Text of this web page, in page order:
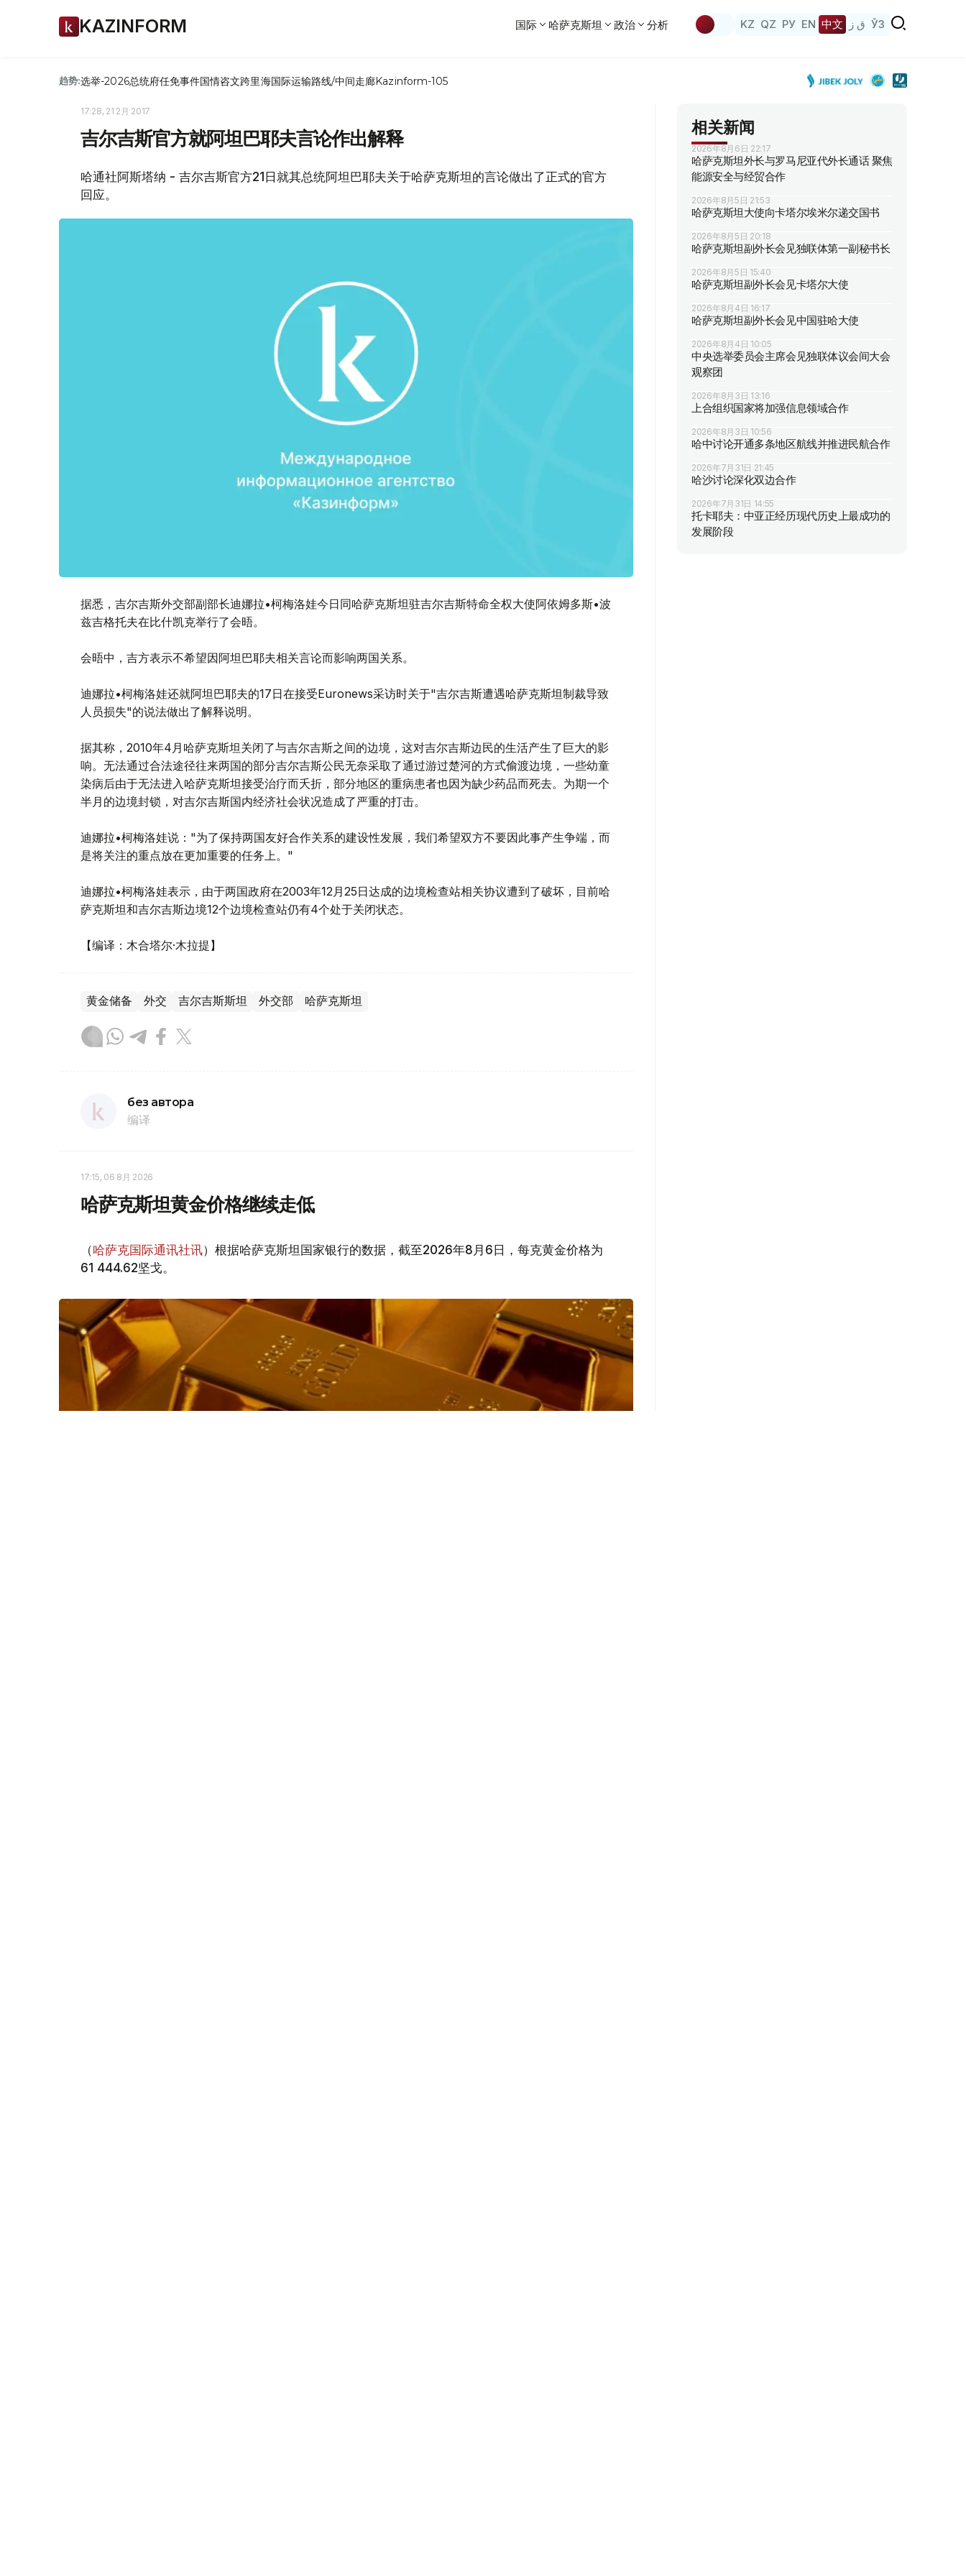
KAZINFORM 国际 哈萨克斯坦 政治 分析 KZ QZ РУ EN 中文 ق ز ЎЗ
趋势:选举-2026总统府任免事件国情咨文跨里海国际运输路线/中间走廊Kazinform-105
17:28, 21 2月 2017
吉尔吉斯官方就阿坦巴耶夫言论作出解释
哈通社阿斯塔纳 - 吉尔吉斯官方21日就其总统阿坦巴耶夫关于哈萨克斯坦的言论做出了正式的官方
回应。
据悉，吉尔吉斯外交部副部长迪娜拉•柯梅洛娃今日同哈萨克斯坦驻吉尔吉斯特命全权大使阿依姆多斯•波
兹吉格托夫在比什凯克举行了会晤。
会晤中，吉方表示不希望因阿坦巴耶夫相关言论而影响两国关系。
迪娜拉•柯梅洛娃还就阿坦巴耶夫的17日在接受Euronews采访时关于"吉尔吉斯遭遇哈萨克斯坦制裁导致
人员损失"的说法做出了解释说明。
据其称，2010年4月哈萨克斯坦关闭了与吉尔吉斯之间的边境，这对吉尔吉斯边民的生活产生了巨大的影
响。无法通过合法途径往来两国的部分吉尔吉斯公民无奈采取了通过游过楚河的方式偷渡边境，一些幼童
染病后由于无法进入哈萨克斯坦接受治疗而夭折，部分地区的重病患者也因为缺少药品而死去。为期一个
半月的边境封锁，对吉尔吉斯国内经济社会状况造成了严重的打击。
迪娜拉•柯梅洛娃说："为了保持两国友好合作关系的建设性发展，我们希望双方不要因此事产生争端，而
是将关注的重点放在更加重要的任务上。"
迪娜拉•柯梅洛娃表示，由于两国政府在2003年12月25日达成的边境检查站相关协议遭到了破坏，目前哈
萨克斯坦和吉尔吉斯边境12个边境检查站仍有4个处于关闭状态。
【编译：木合塔尔·木拉提】
黄金储备 外交 吉尔吉斯斯坦 外交部 哈萨克斯坦
без автора
编译
17:15, 06 8月 2026
哈萨克斯坦黄金价格继续走低
（哈萨克国际通讯社讯）根据哈萨克斯坦国家银行的数据，截至2026年8月6日，每克黄金价格为
61 444.62坚戈。
相关新闻
2026年8月6日 22:17
哈萨克斯坦外长与罗马尼亚代外长通话 聚焦
能源安全与经贸合作
2026年8月5日 21:53
哈萨克斯坦大使向卡塔尔埃米尔递交国书
2026年8月5日 20:18
哈萨克斯坦副外长会见独联体第一副秘书长
2026年8月5日 15:40
哈萨克斯坦副外长会见卡塔尔大使
2026年8月4日 16:17
哈萨克斯坦副外长会见中国驻哈大使
2026年8月4日 10:05
中央选举委员会主席会见独联体议会间大会
观察团
2026年8月3日 13:16
上合组织国家将加强信息领域合作
2026年8月3日 10:56
哈中讨论开通多条地区航线并推进民航合作
2026年7月31日 21:45
哈沙讨论深化双边合作
2026年7月31日 14:55
托卡耶夫：中亚正经历现代历史上最成功的
发展阶段